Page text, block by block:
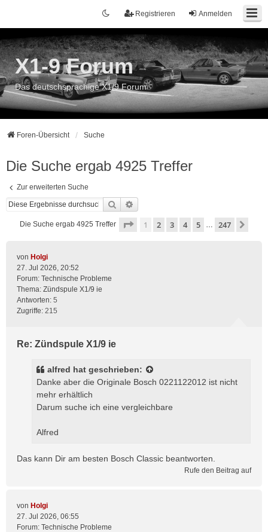
Anmelden
Registrieren
X1-9 Forum
Das deutschsprachige X1/9 Forum
Foren-Übersicht Suche
Die Suche ergab 4925 Treffer
Zur erweiterten Suche
Suche
Die Suche ergab 4925 Treffer Seite 1von 247
1 2 3 4 5 … 247
von Holgi
27. Jul 2026, 20:52
Forum: Technische Probleme
Thema: Zündspule X1/9 ie
Antworten: 5
Zugriffe: 215
Re: Zündspule X1/9 ie
alfred hat geschrieben:
Danke aber die Originale Bosch 0221122012 ist nicht
mehr erhältlich
Darum suche ich eine vergleichbare
Alfred
Das kann Dir am besten Bosch Classic beantworten.
Rufe den Beitrag auf
von Holgi
27. Jul 2026, 06:55
Forum: Technische Probleme